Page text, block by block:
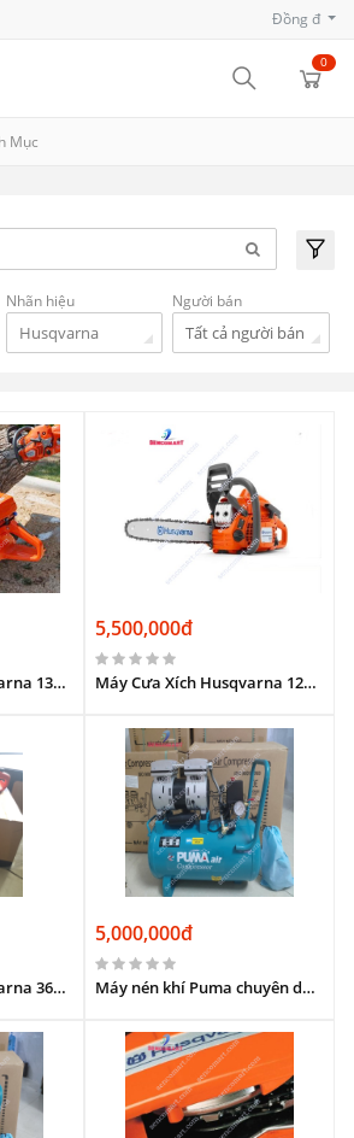
Đồng đ
0
Mục
Nhãn hiệu
Husqvarna
Người bán
Tất cả người bán
Máy Cưa Xích Husqvarna 135 Hàng Thụy Điển Mới 100%
5,500,000đ
Máy Cưa Xích Husqvarna 125 Hàng Thụy Điển Mới 100%
Máy Cưa Xích Husqvarna 365 Chính Hãng Thụy Điển
5,000,000đ
Máy nén khí Puma chuyên dùng trong nghành y tế, giao thông vận tải